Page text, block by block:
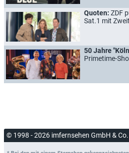
Quoten: ZDF
Sat.1 mit
50 Jahre
Primetime-
© 1998 - 2026 imfernsehen GmbH & Co.